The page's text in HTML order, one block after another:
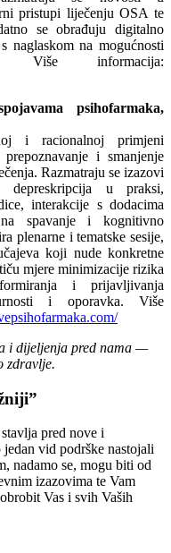
pristupi liječenju OSA te
se obrađuju digitalno
naglaskom na mogućnosti
Više informacija:
psihofarmaka,
i racionalnoj primjeni
i smanjenje
Razmatraju se izazovi
u praksi,
interakcije s dodacima
spavanje i kognitivno
plenarne i tematske sesije,
koji nude konkretne
mjere minimizacije rizika
i prijavljivanja
i oporavka. Više
i dijeljenja pred nama —
zdravlje.
pred nove i
vid podrške nastojali
nadamo se, mogu biti od
izazovima te Vam
Vas i svih Vaših